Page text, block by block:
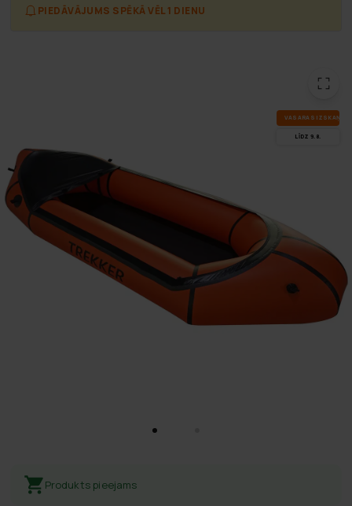
PIEDĀVĀJUMS SPĒKĀ VĒL 1 DIENU
VA­SA­RAS IZ­SKA­ŅA
LĪDZ 9.8.
Produkts pieejams